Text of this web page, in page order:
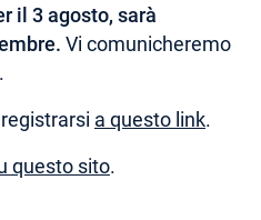
il 3 agosto, sarà
Vi comunicheremo
a questo link.
questo sito.